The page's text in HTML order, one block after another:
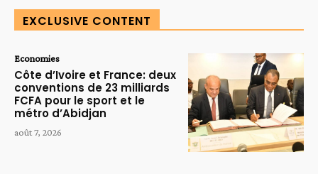
EXCLUSIVE CONTENT
Economies
Côte d’Ivoire et France: deux
conventions de 23 milliards
FCFA pour le sport et le
métro d’Abidjan
août 7, 2026